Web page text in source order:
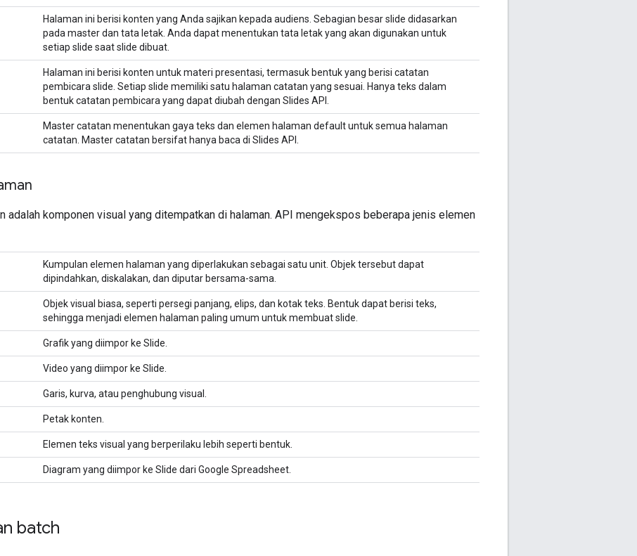
Halaman ini berisi konten yang Anda sajikan kepada audiens. Sebagian besar slide didasarkan
pada master dan tata letak. Anda dapat menentukan tata letak yang akan digunakan untuk
setiap slide saat slide dibuat.
Halaman ini berisi konten untuk materi presentasi, termasuk bentuk yang berisi catatan
pembicara slide. Setiap slide memiliki satu halaman catatan yang sesuai. Hanya teks dalam
bentuk catatan pembicara yang dapat diubah dengan Slides API.
Master catatan menentukan gaya teks dan elemen halaman default untuk semua halaman
catatan. Master catatan bersifat hanya baca di Slides API.
adalah komponen visual yang ditempatkan di halaman. API mengekspos beberapa jenis elemen
Kumpulan elemen halaman yang diperlakukan sebagai satu unit. Objek tersebut dapat
dipindahkan, diskalakan, dan diputar bersama-sama.
Objek visual biasa, seperti persegi panjang, elips, dan kotak teks. Bentuk dapat berisi teks,
sehingga menjadi elemen halaman paling umum untuk membuat slide.
Grafik yang diimpor ke Slide.
Video yang diimpor ke Slide.
Garis, kurva, atau penghubung visual.
Petak konten.
Elemen teks visual yang berperilaku lebih seperti bentuk.
Diagram yang diimpor ke Slide dari Google Spreadsheet.
batch